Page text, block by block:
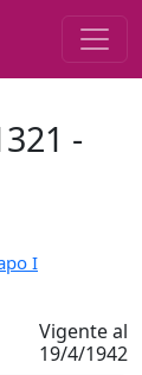
-
I
Vigente al
19/4/1942